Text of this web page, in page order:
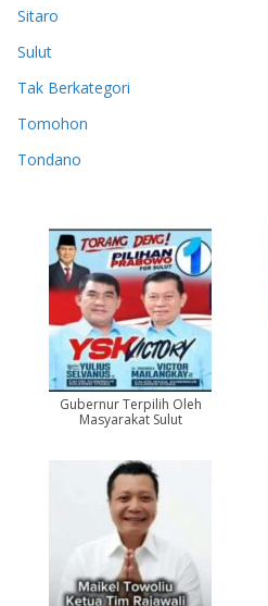
Sitaro
Sulut
Tak Berkategori
Tomohon
Tondano
Gubernur Terpilih Oleh
Masyarakat Sulut